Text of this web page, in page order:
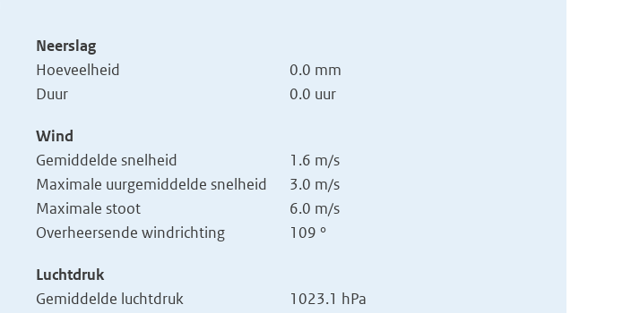
Neerslag
Hoeveelheid
0.0 mm
Duur
0.0 uur
Wind
Gemiddelde snelheid
1.6 m/s
Maximale uurgemiddelde snelheid
3.0 m/s
Maximale stoot
6.0 m/s
Overheersende windrichting
109 °
Luchtdruk
Gemiddelde luchtdruk
1023.1 hPa